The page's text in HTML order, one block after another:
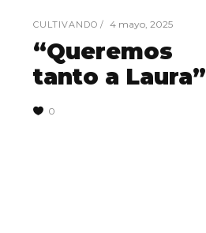
CULTIVANDO 4 mayo, 2025
“Queremos
tanto a Laura”
0